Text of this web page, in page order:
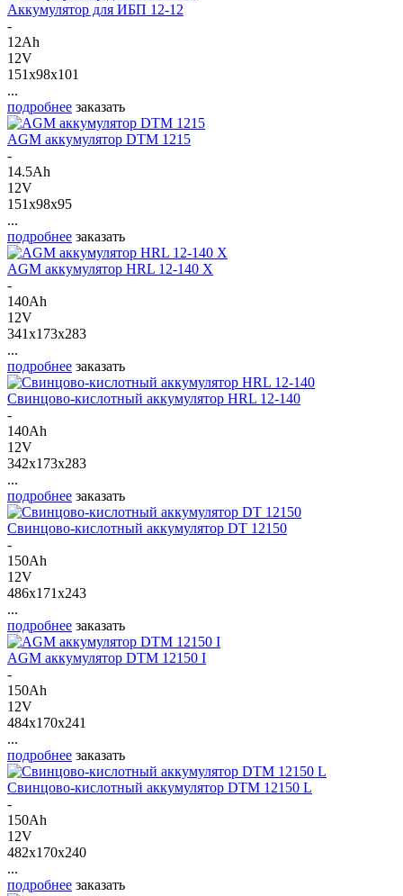
Аккумулятор для ИБП 12-12
-
12Ah
12V
151x98x101
...
подробнее заказать
AGM аккумулятор DTM 1215
-
14.5Ah
12V
151x98x95
...
подробнее заказать
AGM аккумулятор HRL 12-140 X
-
140Ah
12V
341x173x283
...
подробнее заказать
Свинцово-кислотный аккумулятор HRL 12-140
-
140Ah
12V
342x173x283
...
подробнее заказать
Свинцово-кислотный аккумулятор DT 12150
-
150Ah
12V
486x171x243
...
подробнее заказать
AGM аккумулятор DTM 12150 I
-
150Ah
12V
484x170x241
...
подробнее заказать
Свинцово-кислотный аккумулятор DTM 12150 L
-
150Ah
12V
482x170x240
...
подробнее заказать